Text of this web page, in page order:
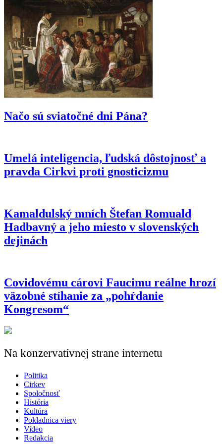
custodes a nevráti sa k Summorum pontificum“
Vatikán usporadúva prvé oficiálne kolokvium o
dialógu s konfucianizmom. Ako o ňom súdili pápeži
v minulosti?
Terorista útočiaci v Berlíne bol v Libanone zatknutý
za vstup do ISIS – v Nemecku ho pustili na slobodu
Načo sú sviatočné dni Pána?
Umelá inteligencia, ľudská dôstojnosť a
pravda Cirkvi proti gnosticizmu
Kamaldulský mních Štefan Romuald
Hadbavný a jeho miesto v slovenských
dejinách
Covidovému cárovi Faucimu reálne hrozí
väzobné stíhanie za „pohŕdanie
Kongresom“
Na konzervatívnej strane internetu
Politika
Cirkev
Spoločnosť
História
Kultúra
Pokladnica viery
Video
Redakcia